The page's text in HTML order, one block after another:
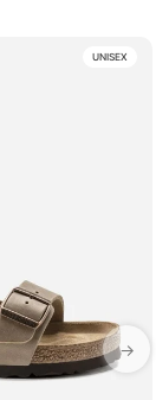
UNISEX
→